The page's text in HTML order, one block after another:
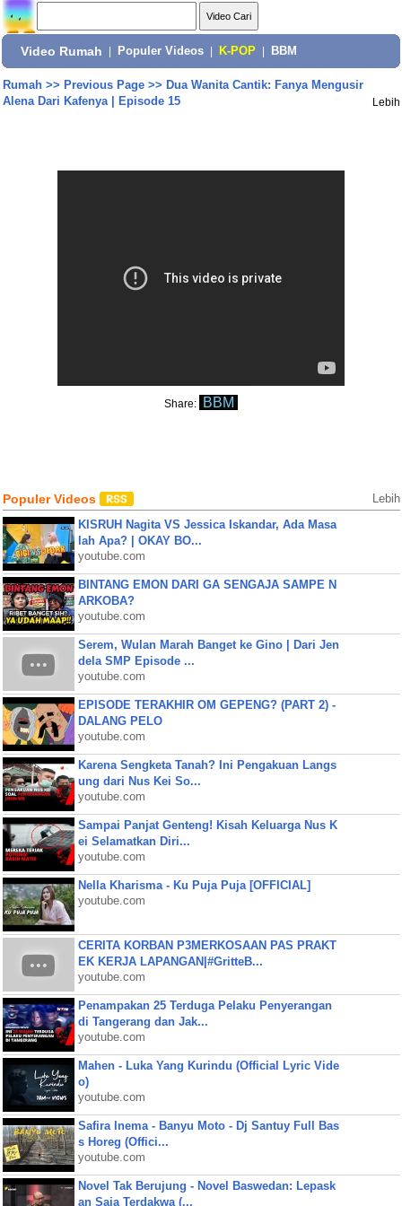
Video Rumah Populer Videos K-POP BBM
Rumah>> Previous Page>> Dua Wanita Cantik: Fanya Mengusir
Alena Dari Kafenya | Episode 15
Lebih
Share: BBM
Populer Videos Lebih
KISRUH Nagita VS Jessica Iskandar, Ada Masa
lah Apa? | OKAY BO...
youtube.com
BINTANG EMON DARI GA SENGAJA SAMPE N
ARKOBA?
youtube.com
Serem, Wulan Marah Banget ke Gino | Dari Jen
dela SMP Episode ...
youtube.com
EPISODE TERAKHIR OM GEPENG? (PART 2) -
DALANG PELO
youtube.com
Karena Sengketa Tanah? Ini Pengakuan Langs
ung dari Nus Kei So...
youtube.com
Sampai Panjat Genteng! Kisah Keluarga Nus K
ei Selamatkan Diri...
youtube.com
Nella Kharisma - Ku Puja Puja [OFFICIAL]
youtube.com
CERITA KORBAN P3MERKOSAAN PAS PRAKT
EK KERJA LAPANGAN|#GritteB...
youtube.com
Penampakan 25 Terduga Pelaku Penyerangan
di Tangerang dan Jak...
youtube.com
Mahen - Luka Yang Kurindu (Official Lyric Vide
o)
youtube.com
Safira Inema - Banyu Moto - Dj Santuy Full Bas
s Horeg (Offici...
youtube.com
Novel Tak Berujung - Novel Baswedan: Lepask
an Saja Terdakwa (...